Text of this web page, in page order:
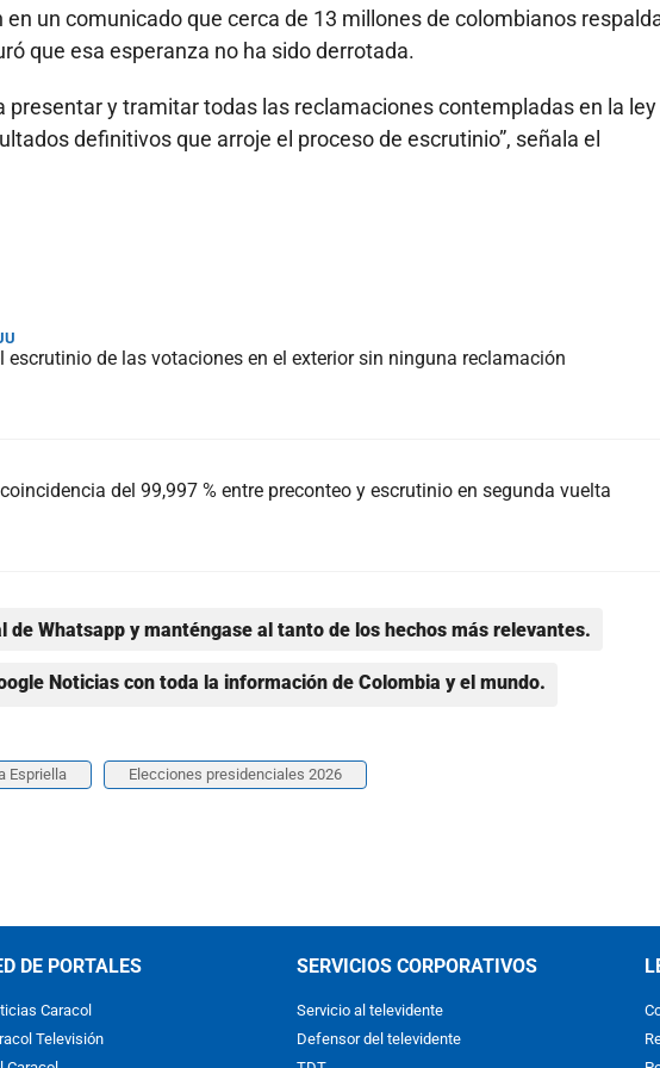
un comunicado que cerca de 13 millones de colombianos
que esa esperanza no ha sido derrotada.
presentar y tramitar todas las reclamaciones contempladas en la ley
definitivos que arroje el proceso de escrutinio”, señala el
escrutinio de las votaciones en el exterior sin ninguna reclamación
del 99,997 % entre preconteo y escrutinio en segunda vuelta
de Whatsapp y manténgase al tanto de los hechos más relevantes.
Noticias con toda la información de Colombia y el mundo.
Espriella Elecciones presidenciales 2026
DE PORTALES
Caracol
Televisión
SERVICIOS CORPORATIVOS
Servicio al televidente
Defensor del televidente